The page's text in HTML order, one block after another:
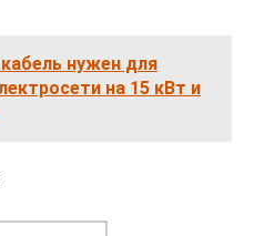
нужен для
на 15 кВт и